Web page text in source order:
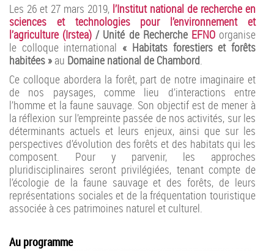
Les 26 et 27 mars 2019, l’Institut national de recherche en
sciences et technologies pour l’environnement et
l’agriculture (Irstea) / Unité de Recherche EFNOorganise
le colloque international « Habitats forestiers et forêts
habitées » au Domaine national de Chambord
Ce colloque abordera la forêt, part de notre imaginaire et
de nos paysages, comme lieu d’interactions entre
l’homme et la faune sauvage. Son objectif est de mener à
la réflexion sur l’empreinte passée de nos activités, sur les
déterminants actuels et leurs enjeux, ainsi que sur les
perspectives d’évolution des forêts et des habitats qui les
composent. Pour y parvenir, les approches
pluridisciplinaires seront privilégiées, tenant compte de
l’écologie de la faune sauvage et des forêts, de leurs
représentations sociales et de la fréquentation touristique
associée à ces patrimoines naturel et culturel.
Au programme